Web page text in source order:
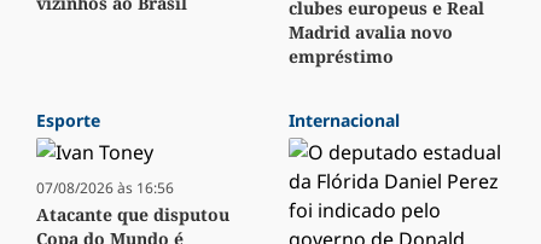
clubes europeus e Real
Madrid avalia novo
empréstimo
Esporte
07/08/2026 às 16:56
Atacante que disputou
Copa do Mundo é
Internacional